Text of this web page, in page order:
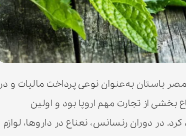
باستان به‌عنوان نوعی پرداخت مالیات و در
از تجارت مهم اروپا بود و اولین
در دوران رنسانس، نعناع در داروها، لوازم